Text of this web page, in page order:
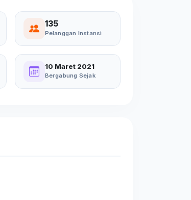
135
Pelanggan Instansi
10 Maret 2021
Bergabung Sejak